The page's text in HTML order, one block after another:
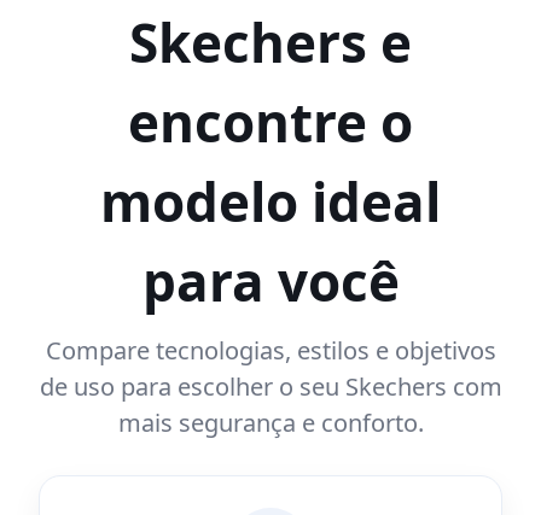
Skechers e
encontre o
modelo ideal
para você
Compare tecnologias, estilos e objetivos
de uso para escolher o seu Skechers com
mais segurança e conforto.